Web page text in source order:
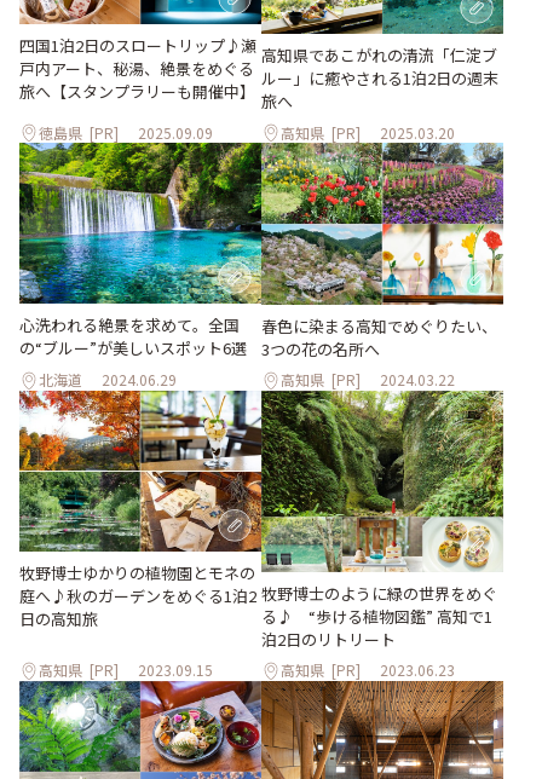
四国1泊2日のスロートリップ♪瀬
戸内アート、秘湯、絶景をめぐる
旅へ【スタンプラリーも開催中】
徳島県 [PR] 2025.09.09
高知県であこがれの清流「仁淀ブ
ルー」に癒やされる1泊2日の週末
旅へ
高知県 [PR] 2025.03.20
心洗われる絶景を求めて。全国
の“ブルー”が美しいスポット6選
北海道 2024.06.29
春色に染まる高知でめぐりたい、
3つの花の名所へ
高知県 [PR] 2024.03.22
牧野博士ゆかりの植物園とモネの
庭へ♪秋のガーデンをめぐる1泊2
日の高知旅
高知県 [PR] 2023.09.15
牧野博士のように緑の世界をめぐ
る♪ “歩ける植物図鑑” 高知で1
泊2日のリトリート
高知県 [PR] 2023.06.23